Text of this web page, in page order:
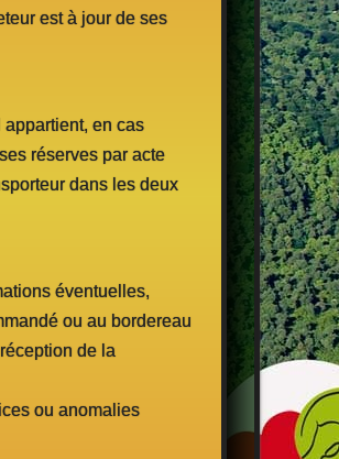
est à jour de ses
appartient, en cas
réserves par acte
dans les deux
éventuelles,
ou au bordereau
de la
ou anomalies